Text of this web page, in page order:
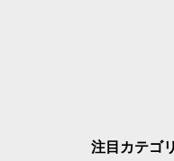
注目カテゴ